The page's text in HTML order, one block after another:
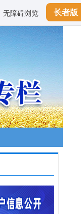
长者版
无障碍浏览